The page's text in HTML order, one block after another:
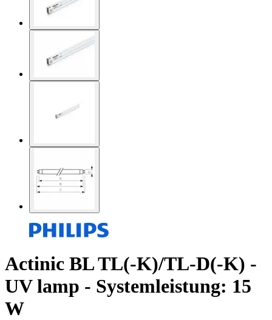
Actinic BL TL(-K)/TL-D(-K) -
UV lamp - Systemleistung: 15
W